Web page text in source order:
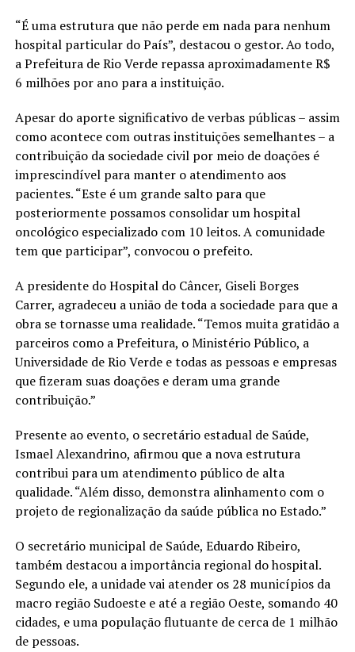
“É uma estrutura que não perde em nada para nenhum
hospital particular do País”, destacou o gestor. Ao todo,
a Prefeitura de Rio Verde repassa aproximadamente R$
6 milhões por ano para a instituição.
Apesar do aporte significativo de verbas públicas – assim
como acontece com outras instituições semelhantes – a
contribuição da sociedade civil por meio de doações é
imprescindível para manter o atendimento aos
pacientes. “Este é um grande salto para que
posteriormente possamos consolidar um hospital
oncológico especializado com 10 leitos. A comunidade
tem que participar”, convocou o prefeito.
A presidente do Hospital do Câncer, Giseli Borges
Carrer, agradeceu a união de toda a sociedade para que a
obra se tornasse uma realidade. “Temos muita gratidão a
parceiros como a Prefeitura, o Ministério Público, a
Universidade de Rio Verde e todas as pessoas e empresas
que fizeram suas doações e deram uma grande
contribuição.”
Presente ao evento, o secretário estadual de Saúde,
Ismael Alexandrino, afirmou que a nova estrutura
contribui para um atendimento público de alta
qualidade. “Além disso, demonstra alinhamento com o
projeto de regionalização da saúde pública no Estado.”
O secretário municipal de Saúde, Eduardo Ribeiro,
também destacou a importância regional do hospital.
Segundo ele, a unidade vai atender os 28 municípios da
macro região Sudoeste e até a região Oeste, somando 40
cidades, e uma população flutuante de cerca de 1 milhão
de pessoas.